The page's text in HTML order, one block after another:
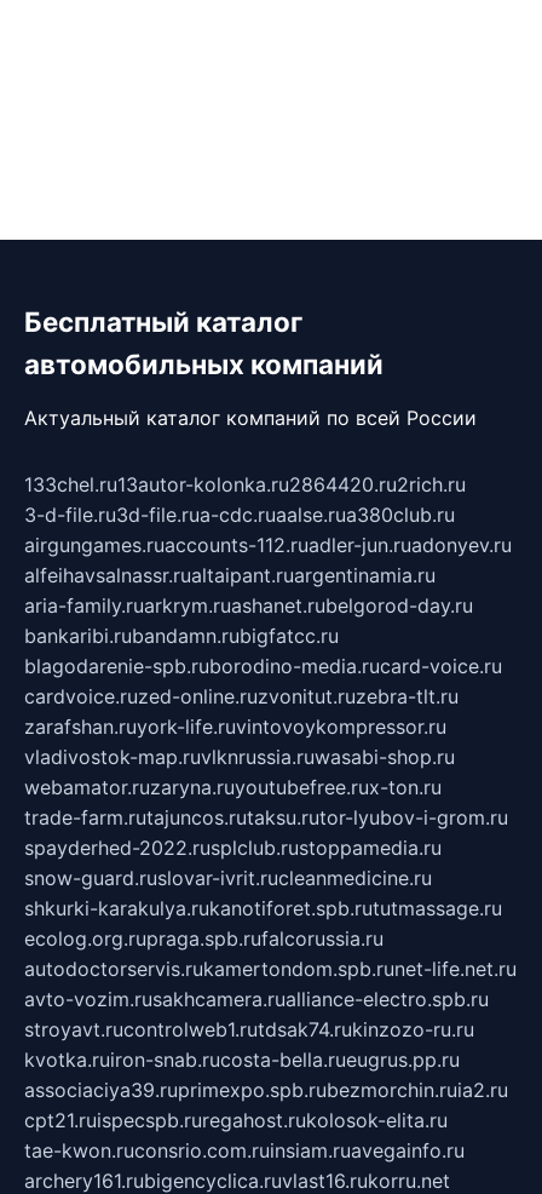
Бесплатный каталог
автомобильных компаний
Актуальный каталог компаний по всей России
133chel.ru13autor-kolonka.ru2864420.ru2rich.ru
3-d-file.ru3d-file.rua-cdc.ruaalse.rua380club.ru
airgungames.ruaccounts-112.ruadler-jun.ruadonyev.ru
alfeihavsalnassr.rualtaipant.ruargentinamia.ru
aria-family.ruarkrym.ruashanet.rubelgorod-day.ru
bankaribi.rubandamn.rubigfatcc.ru
blagodarenie-spb.ruborodino-media.rucard-voice.ru
cardvoice.ruzed-online.ruzvonitut.ruzebra-tlt.ru
zarafshan.ruyork-life.ruvintovoykompressor.ru
vladivostok-map.ruvlknrussia.ruwasabi-shop.ru
webamator.ruzaryna.ruyoutubefree.rux-ton.ru
trade-farm.rutajuncos.rutaksu.rutor-lyubov-i-grom.ru
spayderhed-2022.rusplclub.rustoppamedia.ru
snow-guard.ruslovar-ivrit.rucleanmedicine.ru
shkurki-karakulya.rukanotiforet.spb.rututmassage.ru
ecolog.org.rupraga.spb.rufalcorussia.ru
autodoctorservis.rukamertondom.spb.runet-life.net.ru
avto-vozim.rusakhcamera.rualliance-electro.spb.ru
stroyavt.rucontrolweb1.rutdsak74.rukinzozo-ru.ru
kvotka.ruiron-snab.rucosta-bella.rueugrus.pp.ru
associaciya39.ruprimexpo.spb.rubezmorchin.ruia2.ru
cpt21.ruispecspb.ruregahost.rukolosok-elita.ru
tae-kwon.ruconsrio.com.ruinsiam.ruavegainfo.ru
archery161.rubigencyclica.ruvlast16.rukorru.net